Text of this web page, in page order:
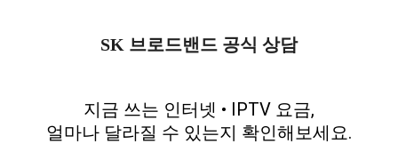
SK 브로드밴드 공식 상담
지금 쓰는 인터넷 • IPTV 요금,
얼마나 달라질 수 있는지 확인해보세요.